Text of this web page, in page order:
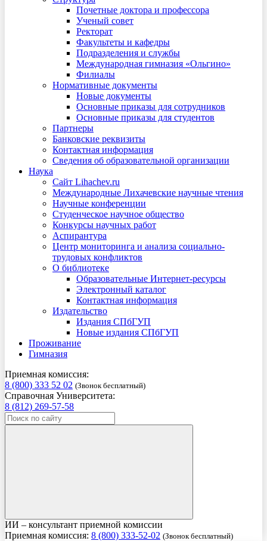
Почетные доктора и профессора
Ученый совет
Ректорат
Факультеты и кафедры
Подразделения и службы
Международная гимназия «Ольгино»
Филиалы
Нормативные документы
Новые документы
Основные приказы для сотрудников
Основные приказы для студентов
Партнеры
Банковские реквизиты
Контактная информация
Сведения об образовательной организации
Наука
Сайт Lihachev.ru
Международные Лихачевские научные чтения
Научные конференции
Студенческое научное общество
Конкурсы научных работ
Аспирантура
Центр мониторинга и анализа социально-
трудовых конфликтов
О библиотеке
Образовательные Интернет-ресурсы
Электронный каталог
Контактная информация
Издательство
Издания СПбГУП
Новые издания СПбГУП
Проживание
Гимназия
Приемная комиссия:
8 (800) 333 52 02 (Звонок бесплатный)
Справочная Университета:
8 (812) 269-57-58
ИИ – консультант приемной комиссии
Приемная комиссия: 8 (800) 333-52-02 (Звонок бесплатный)